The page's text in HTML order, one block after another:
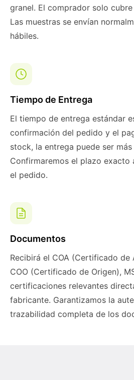
granel. El comprador solo
Las muestras se envían
hábiles.
Tiempo de Entrega
El tiempo de entrega estándar
confirmación del pedido y el
stock, la entrega puede ser más
Confirmaremos el plazo exacto
el pedido.
Documentos
Recibirá el COA (Certificado de
COO (Certificado de Origen),
certificaciones relevantes
fabricante. Garantizamos la
trazabilidad completa de los